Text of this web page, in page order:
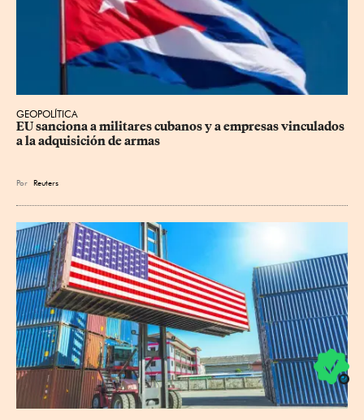
GEOPOLÍTICA
EU sanciona a militares cubanos y a empresas vinculados
a la adquisición de armas
Por Reuters